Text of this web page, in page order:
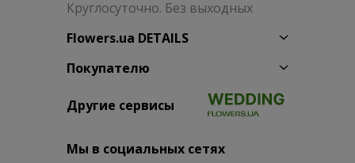
Круглосуточно. Без выходных
Flowers.ua DETAILS
Покупателю
Другие сервисы
Мы в социальных сетях